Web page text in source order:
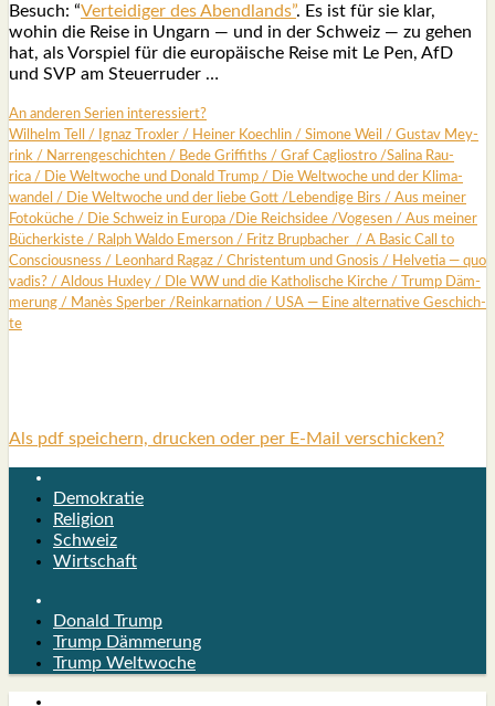
Besuch: “Ver­tei­di­ger des Abend­lands”. Es ist für sie klar,
wohin die Rei­se in Ungarn — und in der Schweiz — zu gehen
hat, als Vor­spiel für die euro­päi­sche Rei­se mit Le Pen, AfD
und SVP am Steu­er­ru­der …
An ande­ren Seri­en inter­es­siert?
Wil­helm Tell
/ Ignaz Trox­ler / Hei­ner Koech­lin / Simo­ne Weil / Gus­tav Mey­
rink / Nar­ren­ge­schich­ten / Bede Grif­fiths / Graf Cagli­os­tro /Sali­na Rau­
rica / Die Welt­wo­che und Donald Trump / Die Welt­wo­che und der Kli­ma­
wan­del / Die Welt­wo­che und der lie­be Gott /Leben­di­ge Birs / Aus mei­ner
Foto­kü­che / Die Schweiz in Euro­pa /Die Reichs­idee /Voge­sen / Aus mei­ner
Bücher­kis­te / Ralph Wal­do Emer­son / Fritz Brup­ba­cher / A Basic Call to
Con­scious­ness / Leon­hard Ragaz / Chris­ten­tum und Gno­sis / Hel­ve­tia — quo
vadis? / Aldous Hux­ley / Dle WW und die Katho­li­sche Kir­che / Trump Däm­
me­rung / Manès Sper­ber /Reinkar­na­ti­on / USA — Eine alter­na­ti­ve Geschich­
te
Als pdf speichern, drucken oder per E-Mail verschicken?
Demokratie
Religion
Schweiz
Wirtschaft
Donald Trump
Trump Dämmerung
Trump Weltwoche